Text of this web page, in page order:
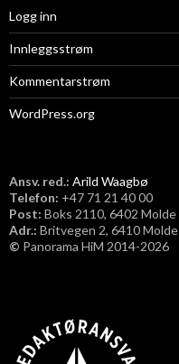
Logg inn
Innleggsstrøm
Kommentarstrøm
WordPress.org
Ansv. red.: Arild Waagbø
Telefon: ​+47 71 21 40 00
Post: Boks 2110, 6402 Molde
Adr.: Britvegen 2, 6410 Molde
© Panorama HiM 2014-2026